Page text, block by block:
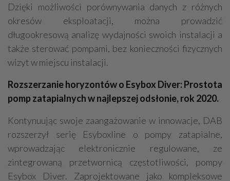
Dzięki możliwości porównywania danych z różnych
okresów eksploatacji, można prowadzić
długookresową analizę wydajności swoich instalacji a
także sterować pompami, bez konieczności fizycznych
wizyt w miejscu instalacji.
Rozszerzanie horyzontów o Esybox Diver: Prostota
pomp zatapialnych w najlepszej odsłonie, rok 2020.
Kontynuując swoje zaangażowanie w innowacje, DAB
rozszerzył serię Esyboxline o pompy zatapialne,
wprowadzając elektronicznie regulowane, ze
zintegrowaną przetwornicą częstotliwości, pompy
Esybox Diver. Zaprojektowane jako kompleksowe